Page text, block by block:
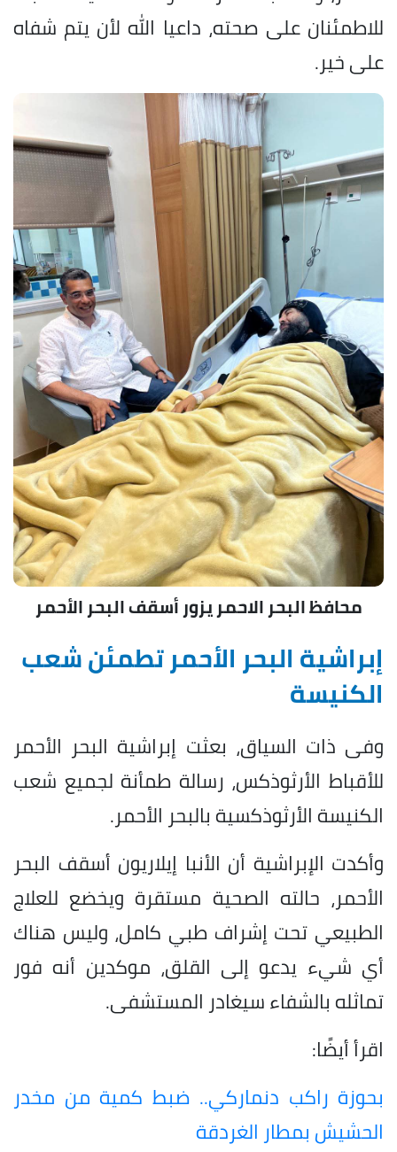
للاطمئنان على صحته، داعيا الله لأن يتم شفاه
على خير.
محافظ البحر الاحمر يزور أسقف البحر الأحمر
إبراشية البحر الأحمر تطمئن شعب
الكنيسة
وفى ذات السياق، بعثت إبراشية البحر الأحمر
للأقباط الأرثوذكس، رسالة طمأنة لجميع شعب
الكنيسة الأرثوذكسية بالبحر الأحمر.
وأكدت الإبراشية أن الأنبا إيلاريون أسقف البحر
الأحمر، حالته الصحية مستقرة ويخضع للعلاج
الطبيعي تحت إشراف طبي كامل، وليس هناك
أي شيء يدعو إلى القلق، موكدين أنه فور
تماثله بالشفاء سيغادر المستشفى.
اقرأ أيضًا:
بحوزة راكب دنماركي.. ضبط كمية من مخدر
الحشيش بمطار الغردقة